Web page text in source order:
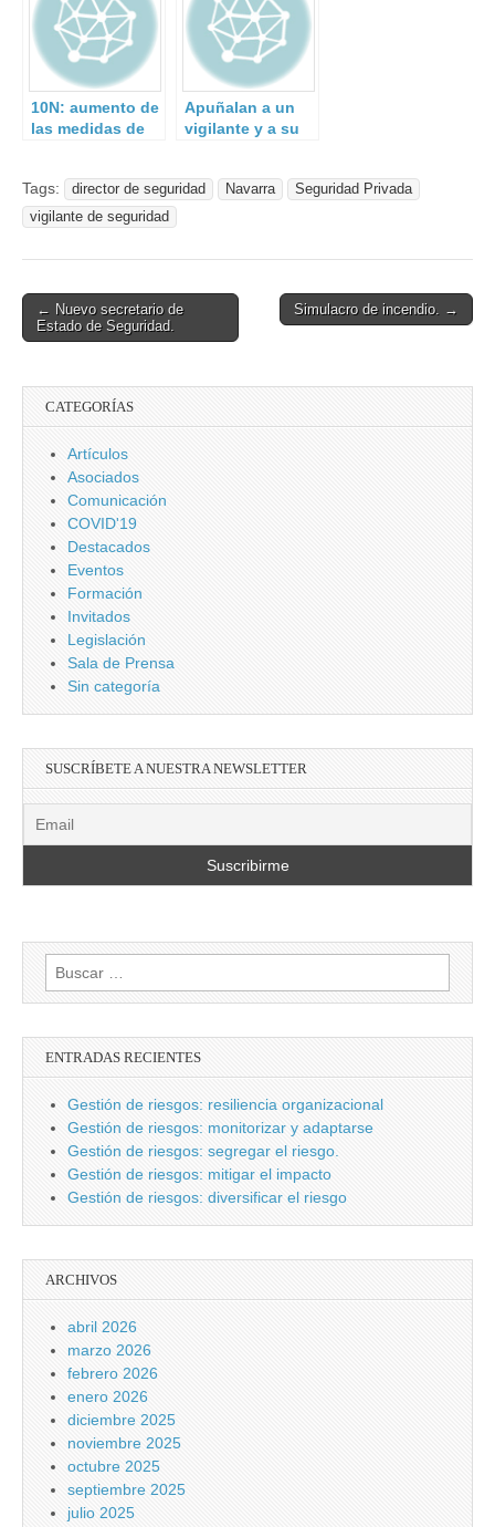
10N: aumento de
las medidas de
Apuñalan a un
vigilante y a su
Tags: director de seguridad Navarra
Seguridad Privada
vigilante de seguridad
Post
navigation
← Nuevo secretario de
Estado de Seguridad.
Simulacro de incendio. →
CATEGORÍAS
Artículos
Asociados
Comunicación
COVID'19
Destacados
Eventos
Formación
Invitados
Legislación
Sala de Prensa
Sin categoría
SUSCRÍBETE A NUESTRA NEWSLETTER
Buscar:
ENTRADAS RECIENTES
Gestión de riesgos: resiliencia organizacional
Gestión de riesgos: monitorizar y adaptarse
Gestión de riesgos: segregar el riesgo.
Gestión de riesgos: mitigar el impacto
Gestión de riesgos: diversificar el riesgo
ARCHIVOS
abril 2026
marzo 2026
febrero 2026
enero 2026
diciembre 2025
noviembre 2025
octubre 2025
septiembre 2025
julio 2025